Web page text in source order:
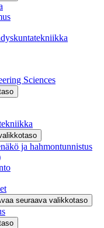
Sciences
ja hahmontunnistus
seuraava valikkotaso